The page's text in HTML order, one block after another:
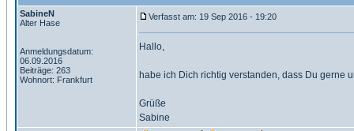
SabineN
Alter Hase
Anmeldungsdatum:
06.09.2016
Beiträge: 263
Wohnort: Frankfurt
Verfasst am: 19 Sep 2016 - 19:20
Hallo,
habe ich Dich richtig verstanden, dass Du gerne
Grüße
Sabine